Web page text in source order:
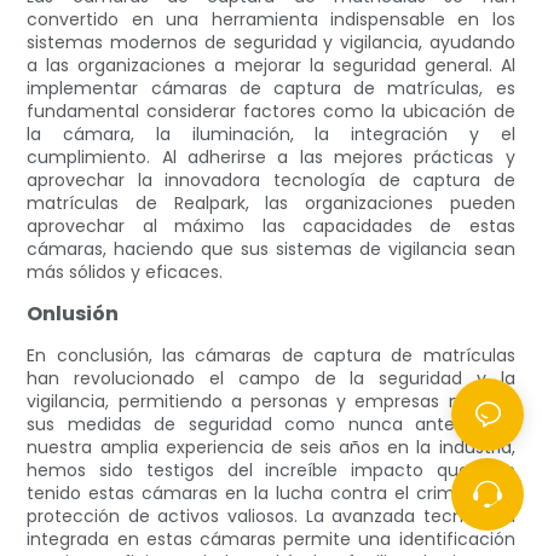
convertido en una herramienta indispensable en los
sistemas modernos de seguridad y vigilancia, ayudando
a las organizaciones a mejorar la seguridad general. Al
implementar cámaras de captura de matrículas, es
fundamental considerar factores como la ubicación de
la cámara, la iluminación, la integración y el
cumplimiento. Al adherirse a las mejores prácticas y
aprovechar la innovadora tecnología de captura de
matrículas de Realpark, las organizaciones pueden
aprovechar al máximo las capacidades de estas
cámaras, haciendo que sus sistemas de vigilancia sean
más sólidos y eficaces.
Onlusión
En conclusión, las cámaras de captura de matrículas
han revolucionado el campo de la seguridad y la
vigilancia, permitiendo a personas y empresas mejorar
sus medidas de seguridad como nunca antes. Con
nuestra amplia experiencia de seis años en la industria,
hemos sido testigos del increíble impacto que han
tenido estas cámaras en la lucha contra el crimen y la
protección de activos valiosos. La avanzada tecnología
integrada en estas cámaras permite una identificación